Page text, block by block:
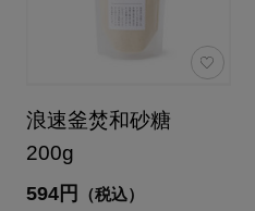
浪速釜焚和砂糖
200g
594円 （税込）